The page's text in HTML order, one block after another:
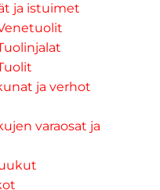
ja istuimet
ja verhot
varaosat ja